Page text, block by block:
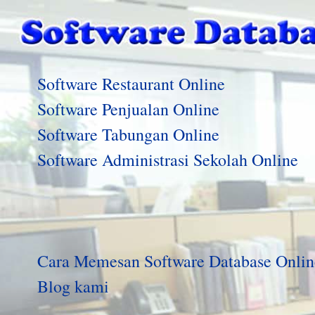
Software Restaurant Online
Software Penjualan Online
Software Tabungan Online
Software Administrasi Sekolah Online
Cara Memesan Software Database
Blog kami